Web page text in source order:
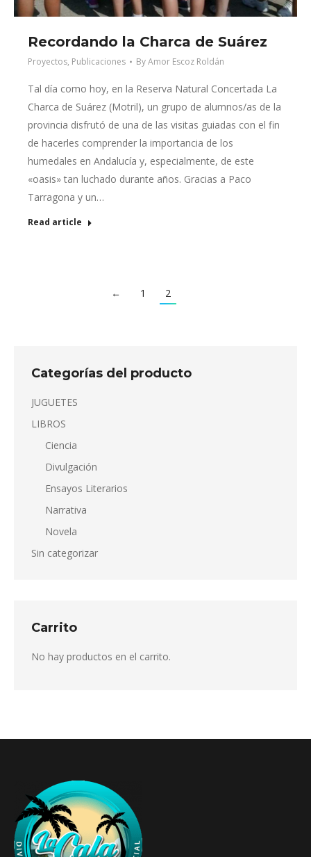
Recordando la Charca de Suárez
Proyectos, Publicaciones ByAmor Escoz Roldán
Tal día como hoy, en la Reserva Natural Concertada La
Charca de Suárez (Motril), un grupo de alumnos/as de la
provincia disfrutó de una de las visitas guiadas con el fin
de hacerles comprender la importancia de los
humedales en Andalucía y, especialmente, de este
«oasis» tan luchado durante años. Gracias a Paco
Tarragona y un…
Read article
← 1 2
Categorías del producto
JUGUETES
LIBROS
Ciencia
Divulgación
Ensayos Literarios
Narrativa
Novela
Sin categorizar
Carrito
No hay productos en el carrito.